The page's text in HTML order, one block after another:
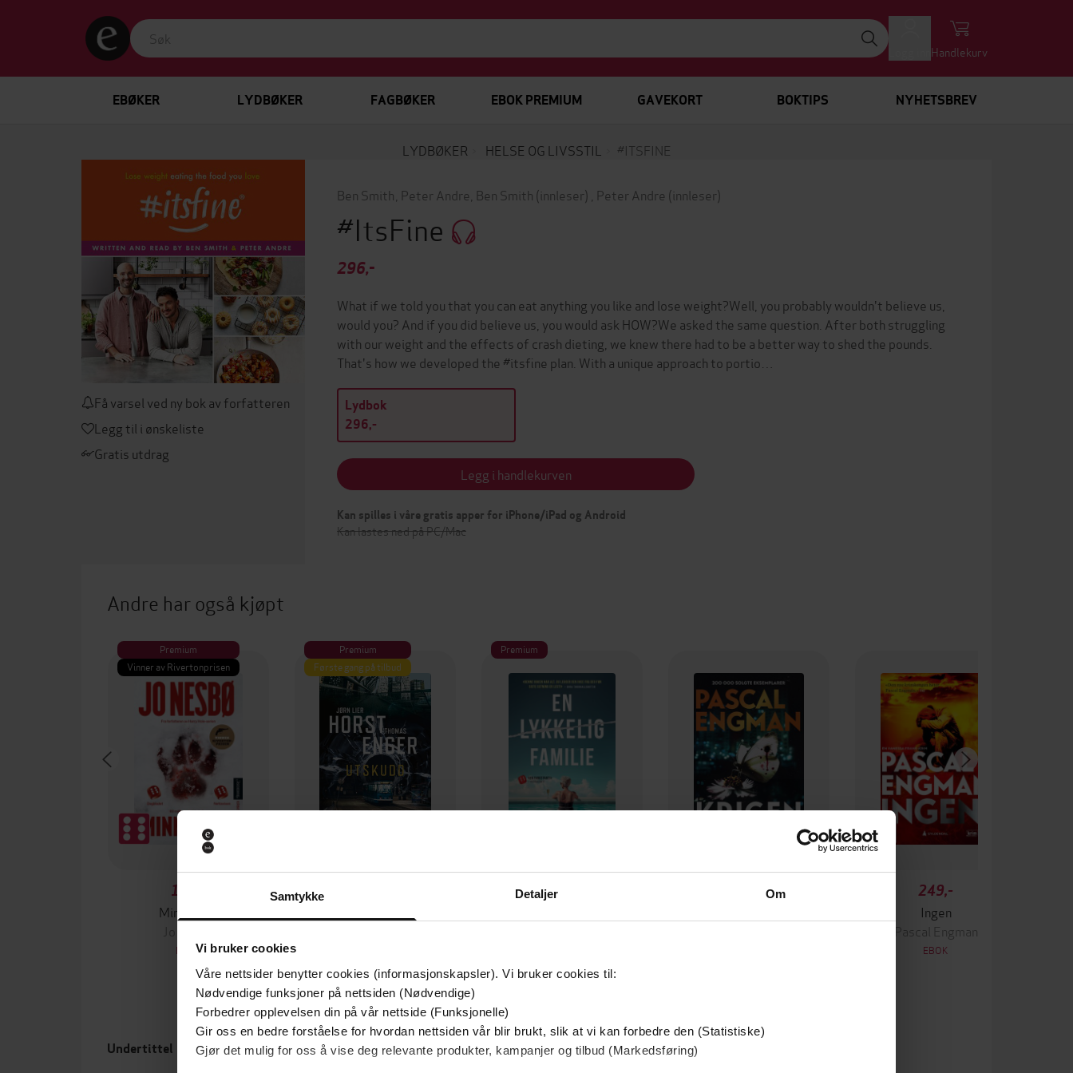
Samtykke Detaljer Om
Vi bruker cookies
Våre nettsider benytter cookies (informasjonskapsler). Vi bruker cookies til:
Nødvendige funksjoner på nettsiden (Nødvendige)
Forbedrer opplevelsen din på vår nettside (Funksjonelle)
Gir oss en bedre forståelse for hvordan nettsiden vår blir brukt, slik at vi kan forbedre den (Statistiske)
Gjør det mulig for oss å vise deg relevante produkter, kampanjer og tilbud (Markedsføring)
Handlekurv
EBØKER LYDBØKER FAGBØKER EBOK PREMIUM GAVEKORT BOKTIPS NYHETSBREV
LYDBØKER HELSE OG LIVSSTIL #ITSFINE
Få varsel ved ny bok av forfatteren
Legg til i ønskeliste
Gratis utdrag
Ben Smith Peter Andre Ben Smith (innleser) Peter Andre (innleser)
#ItsFine
296,-
What if we told you that you can eat anything you like and lose weight?Well, you probably wouldn't believe us,
would you? And if you did believe us, you would ask HOW?We asked the same question. After both struggling
with our weight and the effects of crash dieting, we knew there had to be a better way to shed the pounds.
That's how we developed the #itsfine plan. With a unique approach to portio…
Lydbok
296,-
Legg i handlekurven
Kan spilles i våre gratis apper for iPhone/iPad og Android
Kan lastes ned på PC/Mac
Andre har også kjøpt
Premium
Vinner av Rivertonprisen
199,-
Minnesota
EBOK
Premium
Første gang på tilbud
Premium
149,-
349,-
249,-
Ingen
Pascal Engman
EBOK
Undertittel Forfattere Utgitt 22.06.2023